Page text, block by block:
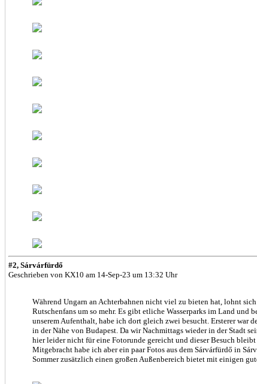
#2, Sárvárfürdő
Geschrieben von KX10 am 14-Sep-23 um 13:32 Uhr
Während Ungarn an Achterbahnen nicht viel zu bieten hat, lohnt
Rutschenfans um so mehr. Es gibt etliche Wasserparks im Land und
unserem Aufenthalt, habe ich dort gleich zwei besucht. Ersterer war
in der Nähe von Budapest. Da wir Nachmittags wieder in der Stadt
hier leider nicht für eine Fotorunde gereicht und dieser Besuch
Mitgebracht habe ich aber ein paar Fotos aus dem Sárvárfürdő in
Sommer zusätzlich einen großen Außenbereich bietet mit einigen